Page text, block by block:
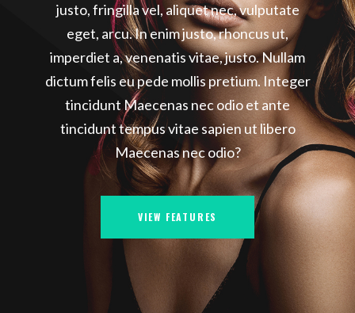
justo, fringilla vel, aliquet nec, vulputate
eget, arcu. In enim justo, rhoncus ut,
imperdiet a, venenatis vitae, justo. Nullam
dictum felis eu pede mollis pretium. Integer
tincidunt Maecenas nec odio et ante
tincidunt tempus vitae sapien ut libero
Maecenas nec odio?
VIEW FEATURES